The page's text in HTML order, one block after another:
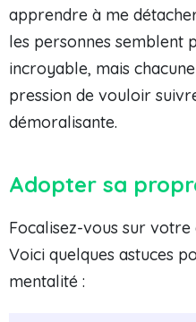
apprendre à me
les personnes semblent
incroyable, mais
pression de vouloir
démoralisante.
Adopter sa
Focalisez-vous sur
Voici quelques astuces
mentalité :